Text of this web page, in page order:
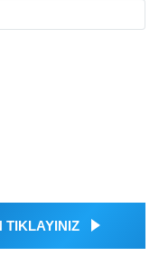
TIKLAYINIZ